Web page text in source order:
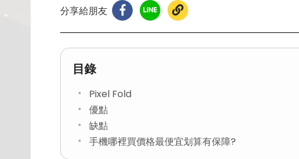
分享給朋友
目錄
Pixel Fold
優點
缺點
手機哪裡買價格最便宜划算有保障?